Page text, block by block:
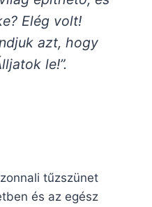
Elég volt!
azt, hogy
le!”.
tűzszünet
és az egész